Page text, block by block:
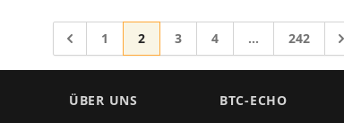
Gehe zu
Gehe zur Seite
1 Gehe zur Seite
2 Gehe zur Seite
3 Gehe zur Seite
4 Zwischenseiten
… Gehe zur
242
ÜBER UNS BTC-ECHO